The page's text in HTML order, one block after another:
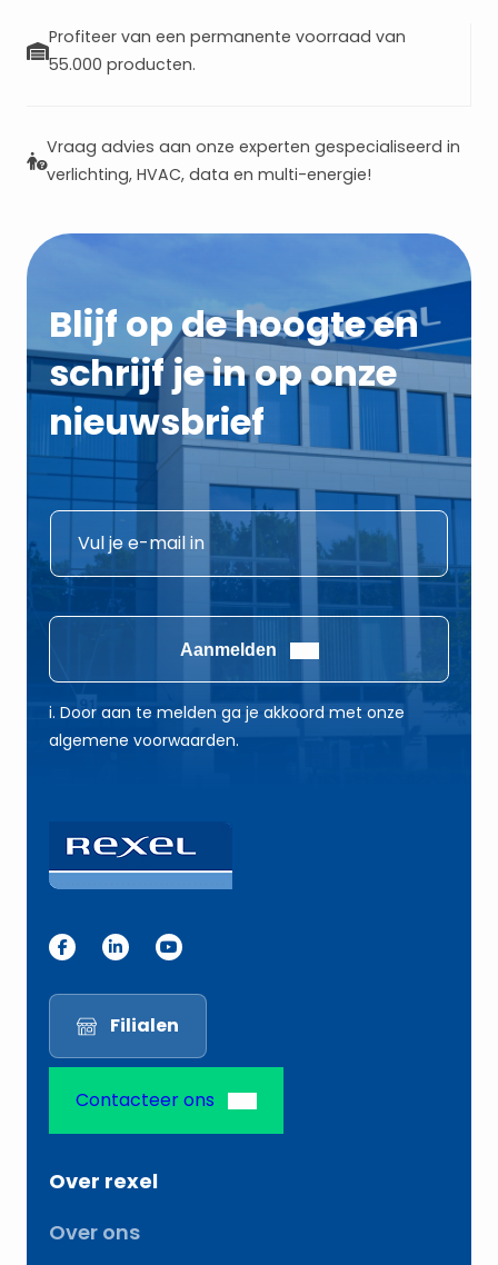
Profiteer van een permanente voorraad van
55.000 producten.
Vraag advies aan onze experten gespecialiseerd in
verlichting, HVAC, data en multi-energie!
Blijf op de hoogte en
schrijf je in op onze
nieuwsbrief
*
-
i
l
E
l
E
m
a
l
*
Aanmelden
i. Door aan te melden ga je akkoord met onze
algemene voorwaarden.
Filialen
Contacteer ons
Over rexel
Over ons